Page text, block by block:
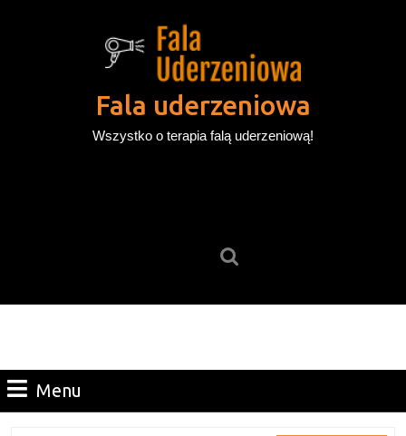
Fala uderzeniowa
Wszystko o terapia falą uderzeniową!
Menu